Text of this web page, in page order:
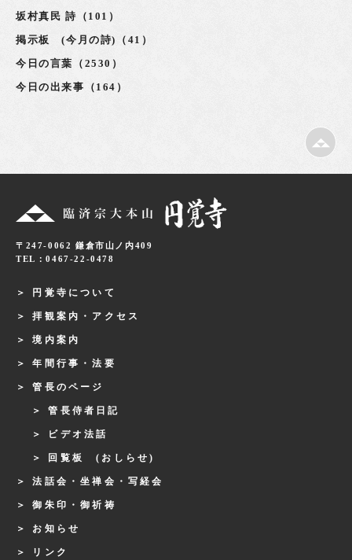
坂村真民 詩（101）
掲示板 (今月の詩)（41）
今日の言葉（2530）
今日の出来事（164）
〒247-0062 鎌倉市山ノ内409
TEL：0467-22-0478
円覚寺について
拝観案内・アクセス
境内案内
年間行事・法要
管長のページ
管長侍者日記
ビデオ法話
回覧板 (おしらせ)
法話会・坐禅会・写経会
御朱印・御祈祷
お知らせ
リンク